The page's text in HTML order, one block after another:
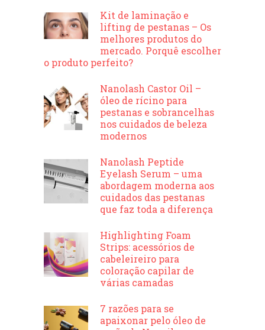
Kit de laminação e
lifting de pestanas – Os
melhores produtos do
mercado. Porquê escolher
o produto perfeito?
Nanolash Castor Oil –
óleo de rícino para
pestanas e sobrancelhas
nos cuidados de beleza
modernos
Nanolash Peptide
Eyelash Serum – uma
abordagem moderna aos
cuidados das pestanas
que faz toda a diferença
Highlighting Foam
Strips: acessórios de
cabeleireiro para
coloração capilar de
várias camadas
7 razões para se
apaixonar pelo óleo de